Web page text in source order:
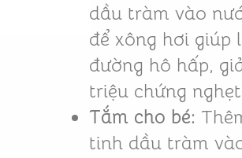
dầu tràm vào
để xông hơi giúp
đường hô hấp,
triệu chứng
Tắm cho bé:
tinh dầu tràm